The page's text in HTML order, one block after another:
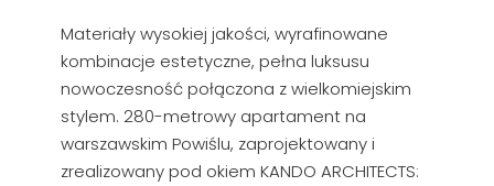
Materiały wysokiej jakości, wyrafinowane
kombinacje estetyczne, pełna luksusu
nowoczesność połączona z wielkomiejskim
stylem. 280-metrowy apartament na
warszawskim Powiślu, zaprojektowany i
zrealizowany pod okiem KANDO ARCHITECTS: